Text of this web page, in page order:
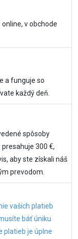
v obchode
a funguje so
každý deň.
spôsoby
300 €,
aby ste získali náš
prevodom.
vašich platieb
báť úniku
platieb je úplne